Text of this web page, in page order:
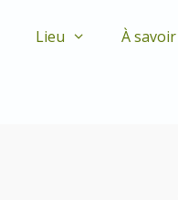
Lieu À savoir